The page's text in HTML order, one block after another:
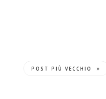
POST PIÙ VECCHIO